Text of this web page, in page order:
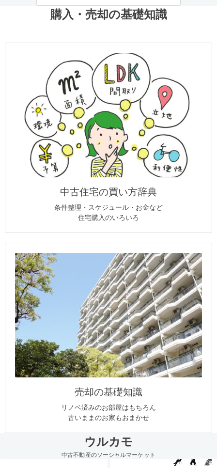
購入・売却の基礎知識
中古住宅の買い方辞典
条件整理・スケジュール・お金など
住宅購入のいろいろ
売却の基礎知識
リノベ済みのお部屋はもちろん
古いままのお家もおまかせ
ウルカモ
中古不動産のソーシャルマーケット